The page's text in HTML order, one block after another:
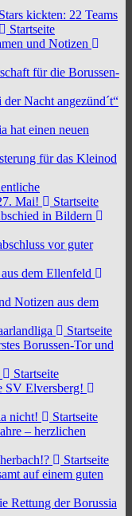
kickten: 22 Teams
Startseite
und Notizen
für die Borussen-
Nacht angezünd´t“
hat einen neuen
für das Kleinod
Mai!
Startseite
in Bildern
vor guter
dem Ellenfeld
Notizen aus dem
Startseite
Borussen-Tor und
Startseite
SV Elversberg!
nicht!
Startseite
– herzlichen
Startseite
auf einem guten
Rettung der Borussia